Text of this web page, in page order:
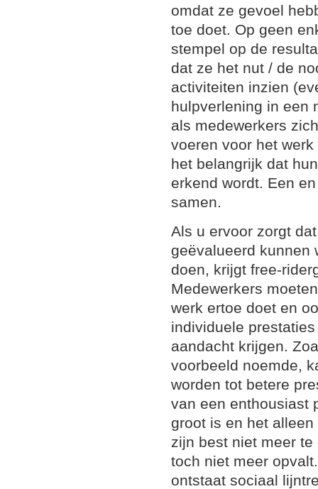
omdat ze gevoel
toe doet. Op geen
stempel op de
dat ze het nut / de
activiteiten inzien
hulpverlening in een
als medewerkers
voeren voor het
het belangrijk dat
erkend wordt. Een
samen.
Als u ervoor zorgt
geëvalueerd kunnen
doen, krijgt free-
Medewerkers
werk ertoe doet en
individuele
aandacht krijgen.
voorbeeld noemde,
worden tot betere
van een enthousiast
groot is en het
zijn best niet meer
toch niet meer
ontstaat sociaal